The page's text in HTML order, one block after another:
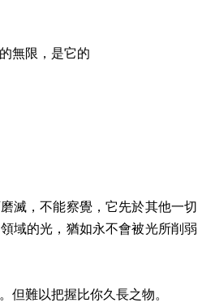
無限，是它的
滅，不能察覺，它先於其他一切
域的光，猶如永不會被光所削弱
但難以把握比你久長之物。